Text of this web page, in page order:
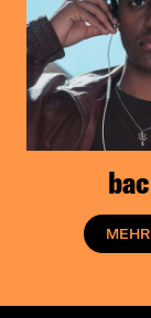
bac
MEHR